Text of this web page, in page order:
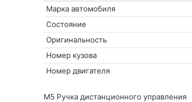
Марка автомобиля
Состояние
Оригинальность
Номер кузова
Номер двигателя
M5 Ручка дистанционного управления